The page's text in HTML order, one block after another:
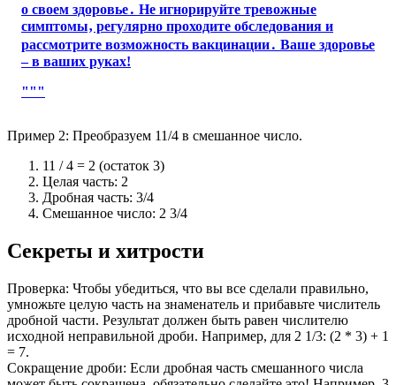
о своем здоровье․ Не игнорируйте тревожные
симптомы‚ регулярно проходите обследования и
рассмотрите возможность вакцинации․ Ваше здоровье
– в ваших руках!
"""
Пример 2: Преобразуем 11/4 в смешанное число.
11 / 4 = 2 (остаток 3)
Целая часть: 2
Дробная часть: 3/4
Смешанное число: 2 3/4
Секреты и хитрости
Проверка: Чтобы убедиться, что вы все сделали правильно,
умножьте целую часть на знаменатель и прибавьте числитель
дробной части. Результат должен быть равен числителю
исходной неправильной дроби. Например, для 2 1/3: (2 * 3) + 1
= 7.
Сокращение дроби: Если дробная часть смешанного числа